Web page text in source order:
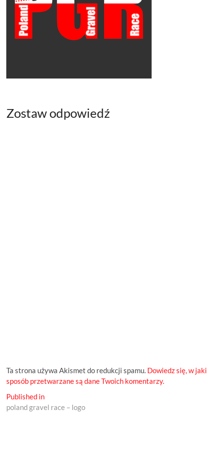
Zostaw odpowiedź
Ta strona używa Akismet do redukcji spamu. Dowiedz się, w jaki
sposób przetwarzane są dane Twoich komentarzy.
Nawigacja
wpisu
Published in
poland gravel race – logo